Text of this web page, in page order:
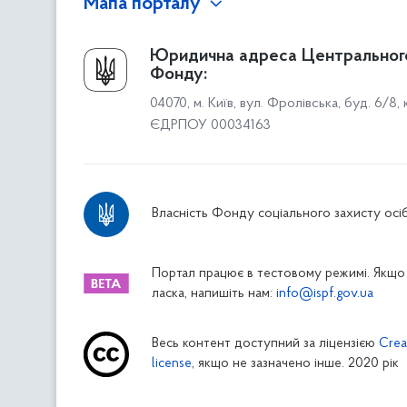
Мапа порталу
Про Фонд
Керівництво
Структура Фонду
Територіальні відділення
Дніпропетровське відділення
Житомирське відділення
Закарпатське відділення
Запорізьке відділення
Івано-Франківське відділення
Юридична адреса
Фонду:
04070, м. Київ, вул. Фролівська, буд. 6/8,
ЄДРПОУ 00034163
Власність Фонду соціального захисту осіб
Портал працює в тестовому режимі. Якщо
ласка, напишіть нам: info@ispf.gov.ua
Весь контент доступний за ліцензією
license, якщо не зазначено інше. 2020 рік